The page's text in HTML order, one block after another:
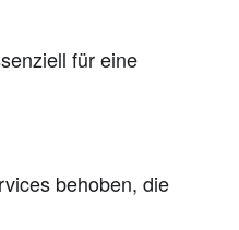
für eine
behoben, die